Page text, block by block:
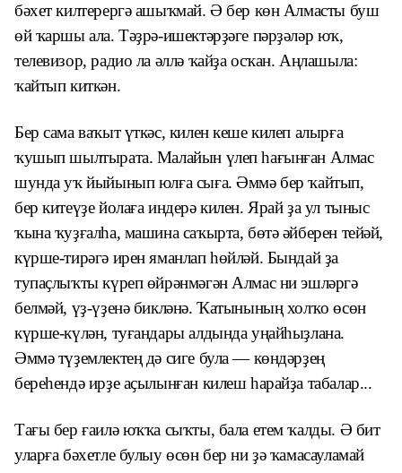
бәхет килтерергә ашыҡмай. Ә бер көн Алмасты буш
өй ҡаршы ала. Тәҙрә-ишектәрҙәге пәрҙәләр юҡ,
телевизор, радио ла әллә ҡайҙа осҡан. Аңлашыла:
ҡайтып киткән.
Бер сама ваҡыт үткәс, килен кеше килеп алырға
ҡушып шылтырата. Малайын үлеп һағынған Алмас
шунда уҡ йыйынып юлға сыға. Әммә бер ҡайтып,
бер китеүҙе йолаға индерә килен. Ярай ҙа ул тыныс
ҡына ҡуҙғалһа, машина саҡырта, бөтә әйберен тейәй,
күрше-тирәгә ирен яманлап һөйләй. Бындай ҙа
тупаҫлыҡты күреп өйрәнмәгән Алмас ни эшләргә
белмәй, үҙ-үҙенә бикләнә. Ҡатынының холҡо өсөн
күрше-күлән, туғандары алдында уңайһыҙлана.
Әммә түҙемлектең дә сиге була — көндәрҙең
береһендә ирҙе аҫылынған килеш һарайҙа табалар...
Тағы бер ғаилә юҡҡа сыҡты, бала етем ҡалды. Ә бит
уларға бәхетле булыу өсөн бер ни ҙә ҡамасауламай